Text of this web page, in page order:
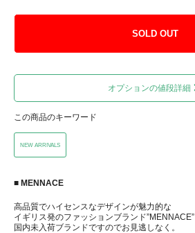
SOLD OUT
オプションの値段詳細
この商品のキーワード
NEW ARRIVALS
■ MENNACE
高品質でハイセンスなデザインが魅力的な
イギリス発のファッションブランド”MENNACE”
国内未入荷ブランドですのでお見逃しなく。